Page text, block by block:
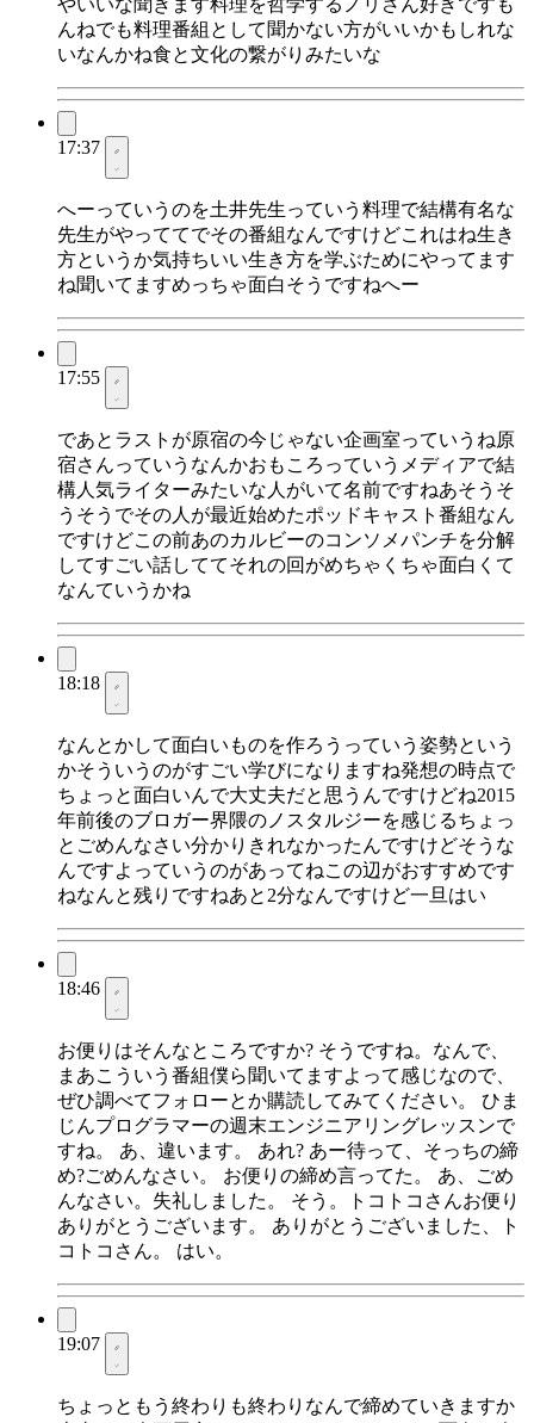
やいいな聞きます料理を哲学するノリさん好きですも
んねでも料理番組として聞かない方がいいかもしれな
いなんかね食と文化の繋がりみたいな
17:37
へーっていうのを土井先生っていう料理で結構有名な
先生がやっててでその番組なんですけどこれはね生き
方というか気持ちいい生き方を学ぶためにやってます
ね聞いてますめっちゃ面白そうですねへー
17:55
であとラストが原宿の今じゃない企画室っていうね原
宿さんっていうなんかおもころっていうメディアで結
構人気ライターみたいな人がいて名前ですねあそうそ
うそうでその人が最近始めたポッドキャスト番組なん
ですけどこの前あのカルビーのコンソメパンチを分解
してすごい話しててそれの回がめちゃくちゃ面白くて
なんていうかね
18:18
なんとかして面白いものを作ろうっていう姿勢という
かそういうのがすごい学びになりますね発想の時点で
ちょっと面白いんで大丈夫だと思うんですけどね2015
年前後のブロガー界隈のノスタルジーを感じるちょっ
とごめんなさい分かりきれなかったんですけどそうな
んですよっていうのがあってねこの辺がおすすめです
ねなんと残りですねあと2分なんですけど一旦はい
18:46
お便りはそんなところですか? そうですね。なんで、
まあこういう番組僕ら聞いてますよって感じなので、
ぜひ調べてフォローとか購読してみてください。 ひま
じんプログラマーの週末エンジニアリングレッスンで
すね。 あ、違います。 あれ? あー待って、そっちの締
め?ごめんなさい。 お便りの締め言ってた。 あ、ごめ
んなさい。失礼しました。 そう。トコトコさんお便り
ありがとうございます。 ありがとうございました、ト
コトコさん。 はい。
19:07
ちょっともう終わりも終わりなんで締めていきますか